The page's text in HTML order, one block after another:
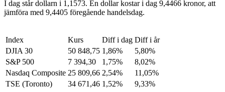
I dag står dollarn i 1,1573. En dollar kostar i dag 9,4466 kronor, att
jämföra med 9,4405 föregående handelsdag.
Index Kurs Diff i dag Diff i år
DJIA 30
50 848,75 1,86%
5,80%
S&P 500
7 394,30 1,75%
8,02%
Nasdaq Composite 25 809,66 2,54%
11,05%
TSE (Toronto)
34 671,46 1,52%
9,33%